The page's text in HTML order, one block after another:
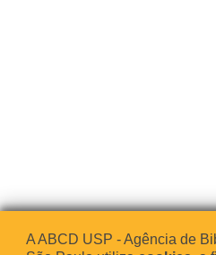
A ABCD USP - Agência de